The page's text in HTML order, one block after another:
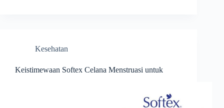
Kesehatan
Keistimewaan Softex Celana Menstruasi untuk